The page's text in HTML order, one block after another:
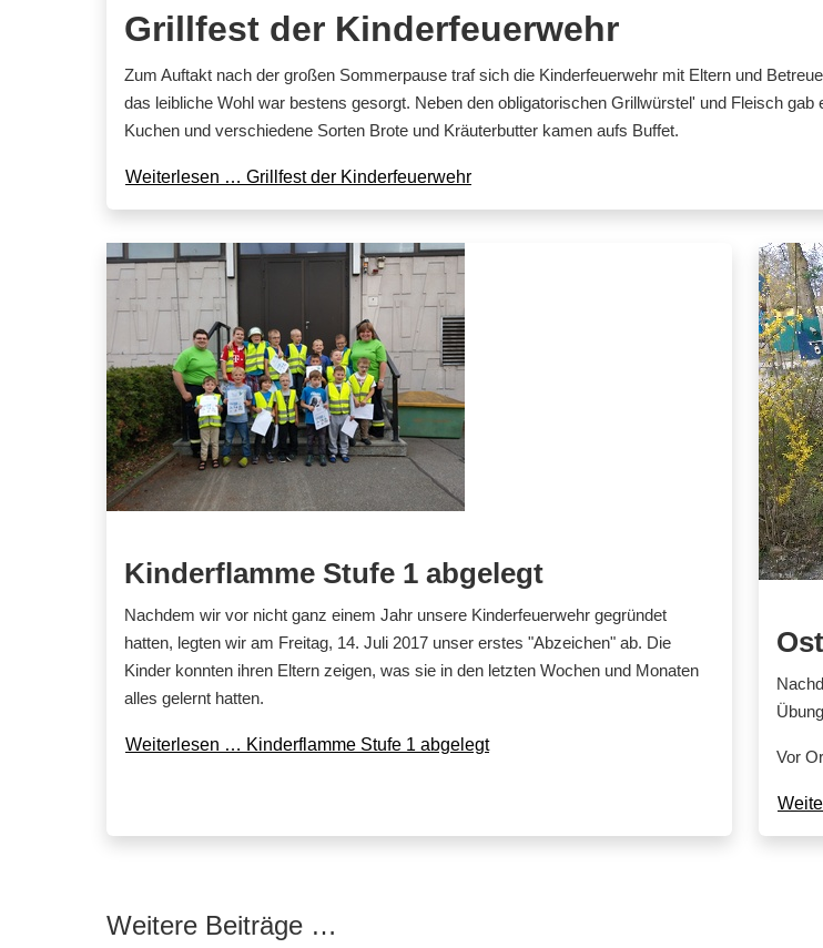
Grillfest der Kinderfeuerwehr
Zum Auftakt nach der großen Sommerpause traf sich die Kinderfeuerwehr mit Eltern und
das leibliche Wohl war bestens gesorgt. Neben den obligatorischen Grillwürstel' und Fleisch
Kuchen und verschiedene Sorten Brote und Kräuterbutter kamen aufs Buffet.
Weiterlesen … Grillfest der Kinderfeuerwehr
Kinderflamme Stufe 1 abgelegt
Nachdem wir vor nicht ganz einem Jahr unsere Kinderfeuerwehr gegründet
hatten, legten wir am Freitag, 14. Juli 2017 unser erstes "Abzeichen" ab. Die
Kinder konnten ihren Eltern zeigen, was sie in den letzten Wochen und Monaten
alles gelernt hatten.
Weiterlesen … Kinderflamme Stufe 1 abgelegt
Vor
Weitere Beiträge …